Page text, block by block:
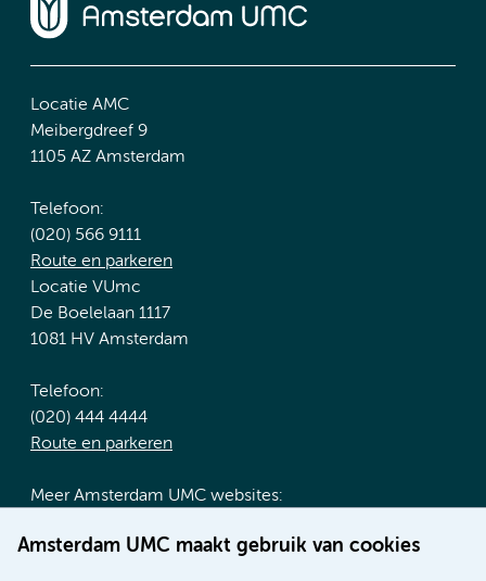
Amsterdam UMC maakt gebruik van cookies
Locatie AMC
Meibergdreef 9
1105 AZ Amsterdam
Telefoon:
(020) 566 9111
Route en parkeren
Locatie VUmc
De Boelelaan 1117
1081 HV Amsterdam
Telefoon:
(020) 444 4444
Route en parkeren
Meer Amsterdam UMC websites:
Werken bij Amsterdam UMC